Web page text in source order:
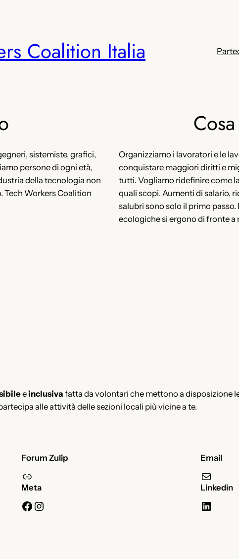
Coalition Italia
sistemiste, grafici,
persone di ogni età,
della tecnologia non
Tech Workers Coalition
Organizziamo i lavoratori e le
conquistare maggiori diritti e
tutti. Vogliamo ridefinire come
quali scopi. Aumenti di salario,
salubri sono solo il primo
ecologiche si ergono di fronte a
e inclusiva fatta da volontari che mettono a disposizione
alle attività delle sezioni locali più vicine a te.
Forum Zulip
zulip
Email
Email
Meta
Facebook Instagram
Linkedin
LinkedIn